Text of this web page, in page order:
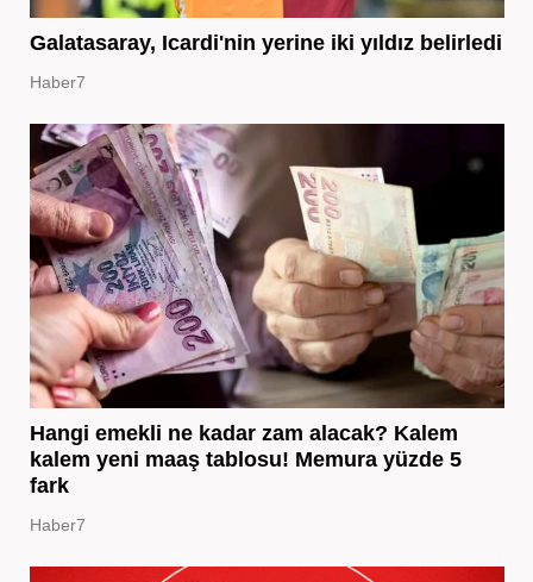
Galatasaray, Icardi'nin yerine iki yıldız belirledi
Haber7
Hangi emekli ne kadar zam alacak? Kalem
kalem yeni maaş tablosu! Memura yüzde 5
fark
Haber7